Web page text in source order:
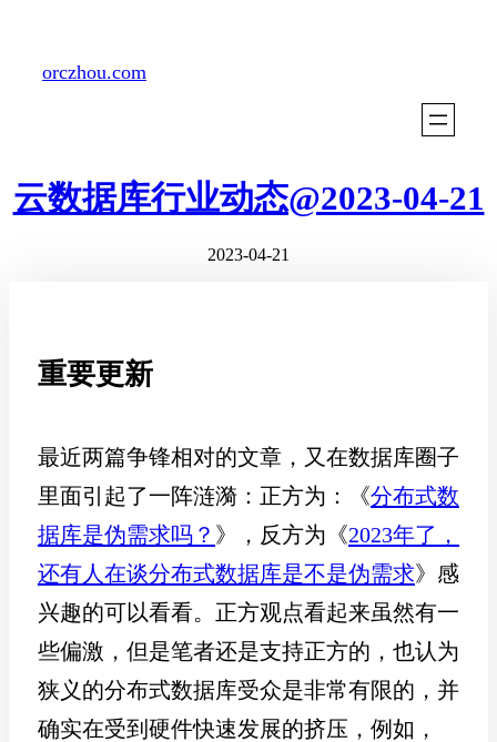
orczhou.com
云数据库行业动态@2023-04-21
2023-04-21
重要更新
最近两篇争锋相对的文章，又在数据库圈子
里面引起了一阵涟漪：正方为：《分布式数
据库是伪需求吗？ 》，反方为《2023年了，
还有人在谈分布式数据库是不是伪需求》感
兴趣的可以看看。正方观点看起来虽然有一
些偏激，但是笔者还是支持正方的，也认为
狭义的分布式数据库受众是非常有限的，并
确实在受到硬件快速发展的挤压，例如，